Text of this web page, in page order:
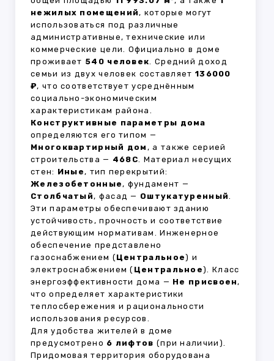
нежилых помещений, которые могут
использоваться под различные
административные, технические или
коммерческие цели. Официально в доме
проживает 540 человек. Средний доход
семьи из двух человек составляет 136000
₽, что соответствует усреднённым
социально-экономическим
характеристикам района.
Конструктивные параметры дома
определяются его типом —
Многоквартирный дом , а также серией
строительства — 468С. Материал несущих
стен: Иные, тип перекрытий:
Железобетонные, фундамент —
Столбчатый, фасад — Оштукатуренный.
Эти параметры обеспечивают зданию
устойчивость, прочность и соответствие
действующим нормативам. Инженерное
обеспечение представлено
газоснабжением (Центральное) и
электроснабжением ( Центральное). Класс
энергоэффективности дома — Не присвоен,
что определяет характеристики
теплосбережения и рациональности
использования ресурсов.
Для удобства жителей в доме
предусмотрено 6 лифтов (при наличии).
Придомовая территория оборудована